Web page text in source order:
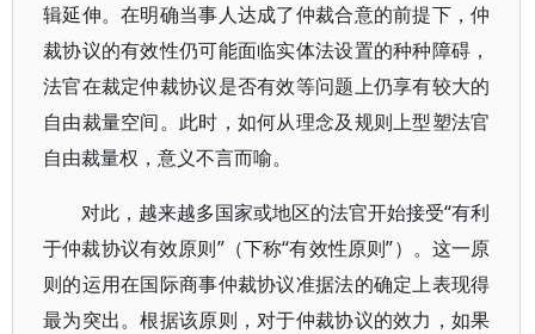
辑延伸。在明确当事人达成了仲裁合意的前提下，仲
裁协议的有效性仍可能面临实体法设置的种种障碍，
法官在裁定仲裁协议是否有效等问题上仍享有较大的
自由裁量空间。此时，如何从理念及规则上型塑法官
自由裁量权，意义不言而喻。
对此，越来越多国家或地区的法官开始接受“有利
于仲裁协议有效原则”（下称“有效性原则”）。这一原
则的运用在国际商事仲裁协议准据法的确定上表现得
最为突出。根据该原则，对于仲裁协议的效力，如果